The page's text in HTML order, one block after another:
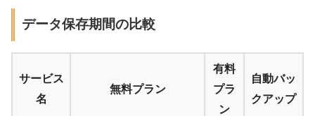
データ保存期間の比較
サービス
名
無料プラン
有料
プラ
ン
自動バッ
クアップ